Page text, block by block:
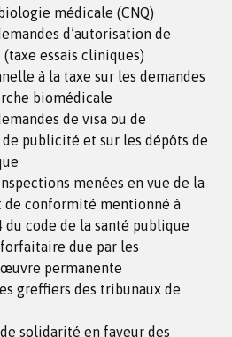
médicale (CNQ)
d’autorisation de
essais cliniques)
à la taxe sur les demandes
biomédicale
de visa ou de
publicité et sur les dépôts de
menées en vue de la
conformité mentionné à
du code de la santé publique
due par les
permanente
greffiers des tribunaux de
solidarité en faveur des